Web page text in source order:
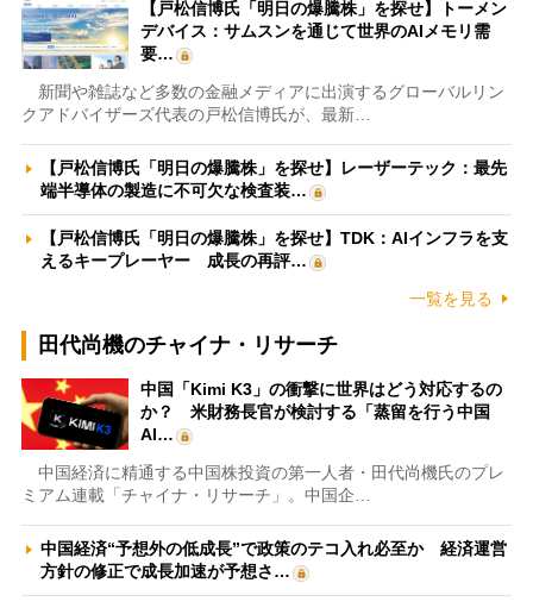
【戸松信博氏「明日の爆騰株」を探せ】トーメン
デバイス：サムスンを通じて世界のAIメモリ需
要…
新聞や雑誌など多数の金融メディアに出演するグローバルリン
クアドバイザーズ代表の戸松信博氏が、最新…
【戸松信博氏「明日の爆騰株」を探せ】レーザーテック：最先
端半導体の製造に不可欠な検査装…
【戸松信博氏「明日の爆騰株」を探せ】TDK：AIインフラを支
えるキープレーヤー 成長の再評…
一覧を見る
田代尚機のチャイナ・リサーチ
中国「Kimi K3」の衝撃に世界はどう対応するの
か？ 米財務長官が検討する「蒸留を行う中国
AI…
中国経済に精通する中国株投資の第一人者・田代尚機氏のプレ
ミアム連載「チャイナ・リサーチ」。中国企…
中国経済“予想外の低成長”で政策のテコ入れ必至か 経済運営
方針の修正で成長加速が予想さ…